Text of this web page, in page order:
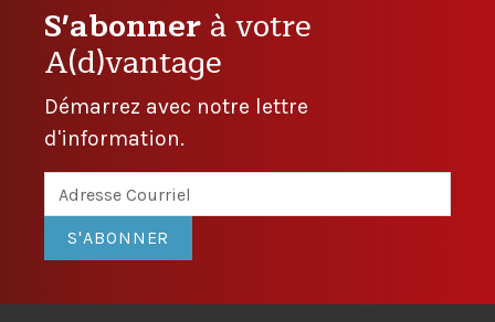
S'abonnerà votre
A(d)vantage
Démarrez avec notre lettre
d'information.
S'ABONNER